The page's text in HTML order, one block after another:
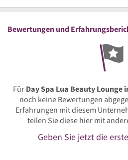
Uhr
Bewertungen und
Für Day Spa Lua Beauty Lounge
noch keine Bewertungen
Erfahrungen mit diesem
teilen Sie diese hier mit
Geben Sie jetzt die